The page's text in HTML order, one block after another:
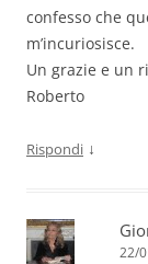
confesso che
m’incuriosisce.
Un grazie e un
Roberto
Rispondi ↓
22/